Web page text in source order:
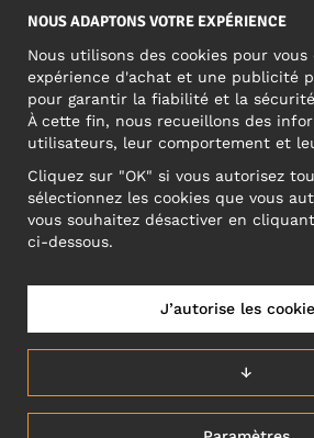
RÉSEAUX SOCIAUX
ADRESSE
Motley Denim Europe
Narva mnt 5, EE-10117
Reg: 12356245
adresse !
BELGIUM/FRANÇAIS
NOUS ADAPTONS VOTRE EXPÉRIENCE
Nous utilisons des cookies pour
expérience d'achat et une publicité
pour garantir la fiabilité et la
À cette fin, nous recueillons des
utilisateurs, leur comportement et
Cliquez sur "OK" si vous autorisez
sélectionnez les cookies que vous
vous souhaitez désactiver en
ci-dessous.
↓
J’autorise les